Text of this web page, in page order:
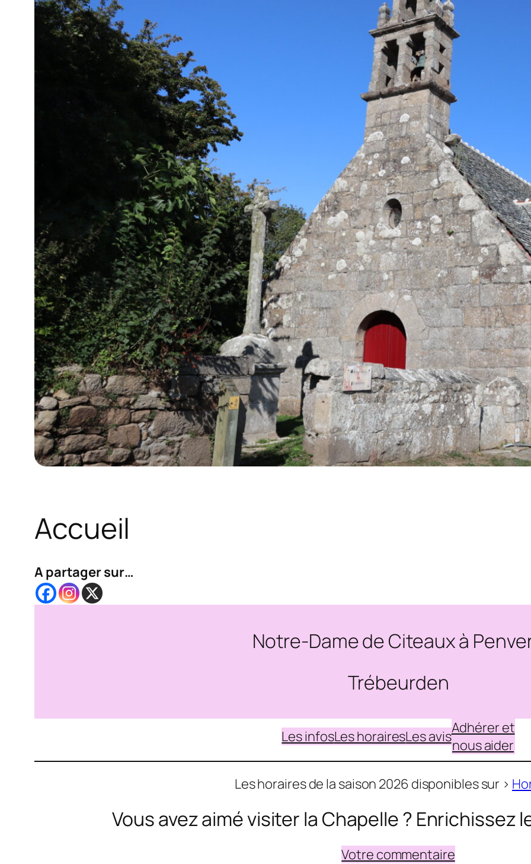
Accueil
A partager sur…
Notre-Dame de Citeaux à
Trébeurden
Les infosLes horairesLes avisAdhérer et
nous aider
Les horaires de la saison 2026 disponibles sur >
Vous avez aimé visiter la Chapelle ? Enrichissez
Votre commentaire